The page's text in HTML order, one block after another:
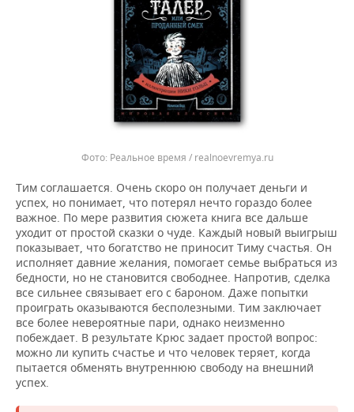
Реальное время / realnoevremya.ru
Тим соглашается. Очень скоро он получает деньги и
успех, но понимает, что потерял нечто гораздо более
важное. По мере развития сюжета книга все дальше
уходит от простой сказки о чуде. Каждый новый выигрыш
показывает, что богатство не приносит Тиму счастья. Он
исполняет давние желания, помогает семье выбраться из
бедности, но не становится свободнее. Напротив, сделка
все сильнее связывает его с бароном. Даже попытки
проиграть оказываются бесполезными. Тим заключает
все более невероятные пари, однако неизменно
побеждает. В результате Крюс задает простой вопрос:
можно ли купить счастье и что человек теряет, когда
пытается обменять внутреннюю свободу на внешний
успех.